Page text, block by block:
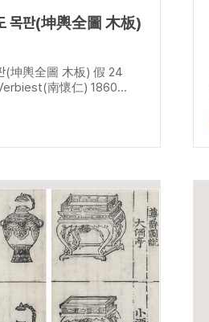
목판(坤輿全圖 木板)
(坤輿全圖 木板) 假 24
南懷仁) 1860...